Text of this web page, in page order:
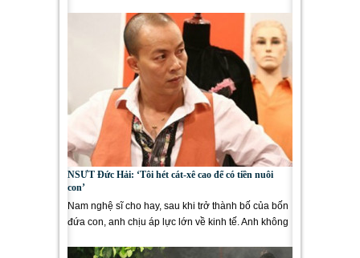
NSƯT Đức Hải: ‘Tôi hét cát-xê cao để có tiền nuôi
con’
Nam nghệ sĩ cho hay, sau khi trở thành bố của bốn
đứa con, anh chịu áp lực lớn về kinh tế. Anh không